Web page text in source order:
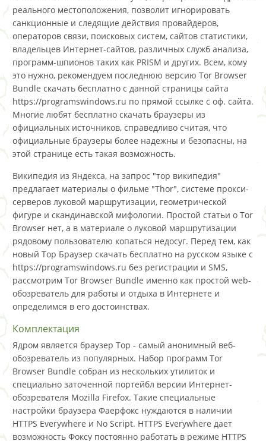
реального местоположения, позволит игнорировать
санкционные и следящие действия провайдеров,
операторов связи, поисковых систем, сайтов статистики,
владельцев Интернет-сайтов, различных служб анализа,
программ-шпионов таких как PRISM и других. Всем, кому
это нужно, рекомендуем последнюю версию Tor Browser
Bundle скачать бесплатно с данной страницы сайта
https://programswindows.ru по прямой ссылке с оф. сайта.
Многие любят бесплатно скачать браузеры из
официальных источников, справедливо считая, что
официальные браузеры более надежны и безопасны, на
этой странице есть такая возможность.
Википедия из Яндекса, на запрос "тор википедия"
предлагает материалы о фильме "Thor", системе прокси-
серверов луковой маршрутизации, геометрической
фигуре и скандинавской мифологии. Простой статьи о Tor
Browser нет, а в материале о луковой маршрутизации
рядовому пользователю копаться недосуг. Перед тем, как
новый Тор Браузер скачать бесплатно на русском языке с
https://programswindows.ru без регистрации и SMS,
рассмотрим Tor Browser Bundle именно как простой web-
обозреватель для работы и отдыха в Интернете и
определимся в его достоинствах.
Комплектация
Ядром является браузер Тор - самый анонимный веб-
обозреватель из популярных. Набор программ Tor
Browser Bundle собран из нескольких утилиток и
специально заточенной портейбл версии Интернет-
обозревателя Mozilla Firefox. Такие специальные
настройки браузера Фаерфокс нуждаются в наличии
HTTPS Everywhere и No Script. HTTPS Everywhere дает
возможность Фоксу постоянно работать в режиме HTTPS